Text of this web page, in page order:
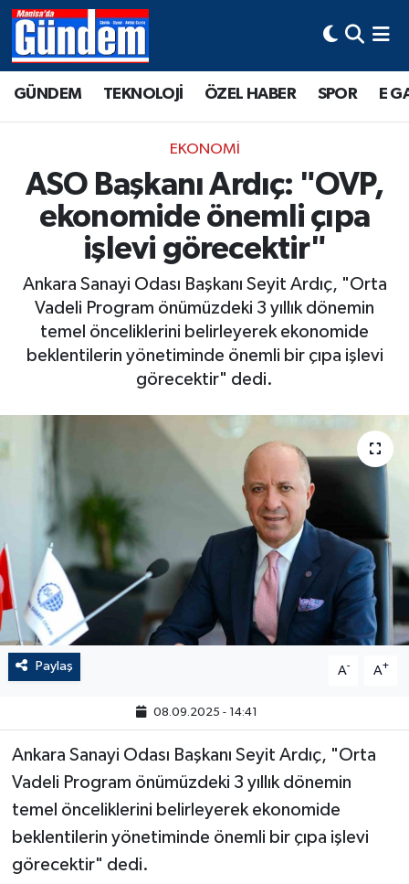
GÜNDEM TEKNOLOJİ ÖZEL HABER SPOR E
EKONOMİ
ASO Başkanı Ardıç: "OVP,
ekonomide önemli çıpa
işlevi görecektir"
Ankara Sanayi Odası Başkanı Seyit Ardıç, "Orta
Vadeli Program önümüzdeki 3 yıllık dönemin
temel önceliklerini belirleyerek ekonomide
beklentilerin yönetiminde önemli bir çıpa işlevi
görecektir" dedi.
Paylaş A- A+
08.09.2025 - 14:41
Ankara Sanayi Odası Başkanı Seyit Ardıç, "Orta
Vadeli Program önümüzdeki 3 yıllık dönemin
temel önceliklerini belirleyerek ekonomide
beklentilerin yönetiminde önemli bir çıpa işlevi
görecektir" dedi.
Manisa Hava Durumu
Tüm Manşetler
Son Dakika Haberleri
Haber Arşivi